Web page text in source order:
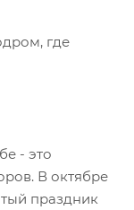
где
- это
В октябре
праздник